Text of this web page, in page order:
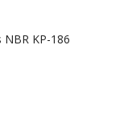
KP-186